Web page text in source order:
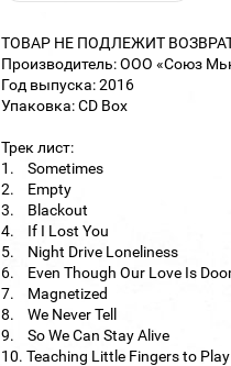
ТОВАР НЕ ПОДЛЕЖИТ
Производитель: ООО «Союз
Год выпуска: 2016
Упаковка: CD Box
Трек лист:
1. Sometimes
2. Empty
3. Blackout
4. If I Lost You
5. Night Drive Loneliness
6. Even Though Our Love Is
7. Magnetized
8. We Never Tell
9. So We Can Stay Alive
10. Teaching Little Fingers to Play